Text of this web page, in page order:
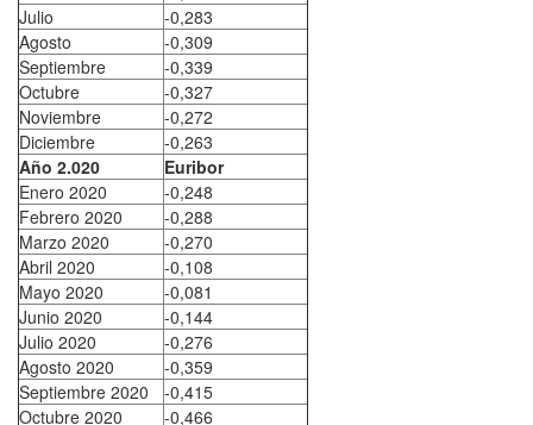
Julio
-0,283
Agosto
-0,309
Septiembre
-0,339
Octubre
-0,327
Noviembre
-0,272
Diciembre
-0,263
Año 2.020
Euribor
Enero 2020
-0,248
Febrero 2020
-0,288
Marzo 2020
-0,270
Abril 2020
-0,108
Mayo 2020
-0,081
Junio 2020
-0,144
Julio 2020
-0,276
Agosto 2020
-0,359
Septiembre 2020
-0,415
Octubre 2020
-0,466